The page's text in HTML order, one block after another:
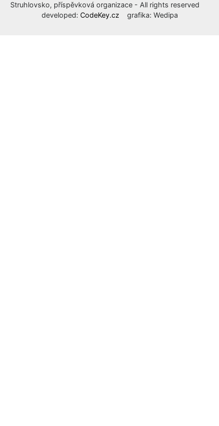
Struhlovsko, příspěvková organizace - All rights reserved
developed: CodeKey.cz grafika: Wedipa